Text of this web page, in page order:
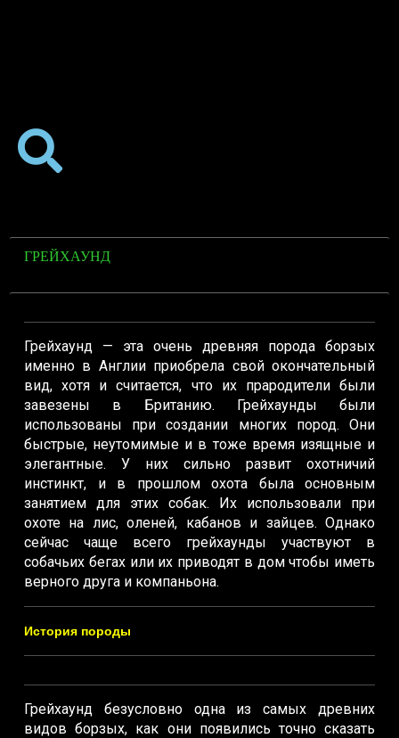
ГРЕЙХАУНД
Грейхаунд — эта очень древняя порода борзых
именно в Англии приобрела свой окончательный
вид, хотя и считается, что их прародители были
завезены в Британию. Грейхаунды были
использованы при создании многих пород. Они
быстрые, неутомимые и в тоже время изящные и
элегантные. У них сильно развит охотничий
инстинкт, и в прошлом охота была основным
занятием для этих собак. Их использовали при
охоте на лис, оленей, кабанов и зайцев. Однако
сейчас чаще всего грейхаунды участвуют в
собачьих бегах или их приводят в дом чтобы иметь
верного друга и компаньона.
История породы
Грейхаунд безусловно одна из самых древних
видов борзых, как они появились точно сказать